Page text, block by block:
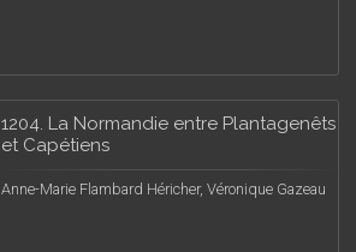
1204. La Normandie entre Plantagenêts
et Capétiens
Anne-Marie Flambard Héricher, Véronique Gazeau